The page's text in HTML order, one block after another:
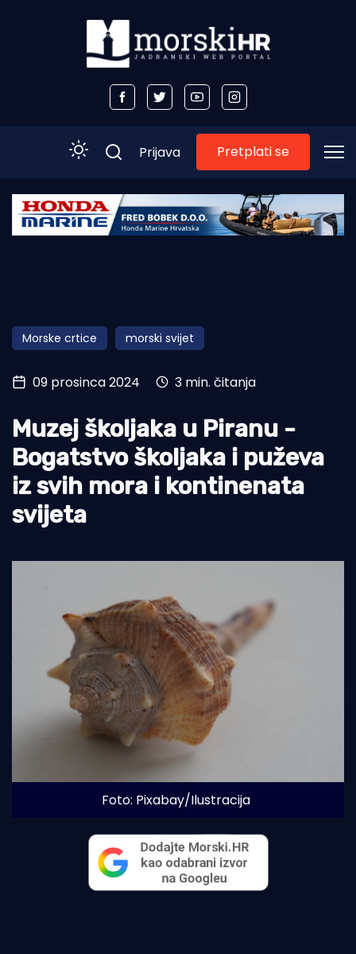
Početna
Obala
Otoci
Turizam i nautika
Pomorstvo
Ribolov
Ekologija
Tradicija i kultura
Prijava Pretplati se
Morske crtice morski svijet
09 prosinca 2024 3 min. čitanja
Muzej školjaka u Piranu -
Bogatstvo školjaka i puževa
iz svih mora i kontinenata
svijeta
Foto: Pixabay/Ilustracija